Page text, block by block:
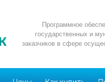
Программное
государственных и
заказчиков в сфере